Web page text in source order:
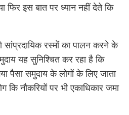
फिर इस बात पर ध्यान नहीं देते कि
रस्मों का पालन करने के
यह सुनिश्चित कर रहा है कि
पैसा समुदाय के लोगों के लिए जाता
कि नौकरियों पर भी एकाधिकार जमा